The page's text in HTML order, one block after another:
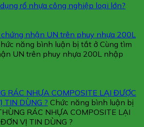
rổ nhựa công nghiệp loại lớn?
nhận UN trên phuy nhựa 200L
năng bình luận bị tắtở Cùng tìm
UN trên phuy nhựa 200L nhập
RÁC NHỰA COMPOSITE LẠI ĐƯỢC
TIN DÙNG ? Chức năng bình luận bị
RÁC NHỰA COMPOSITE LẠI
VỊ TIN DÙNG ?